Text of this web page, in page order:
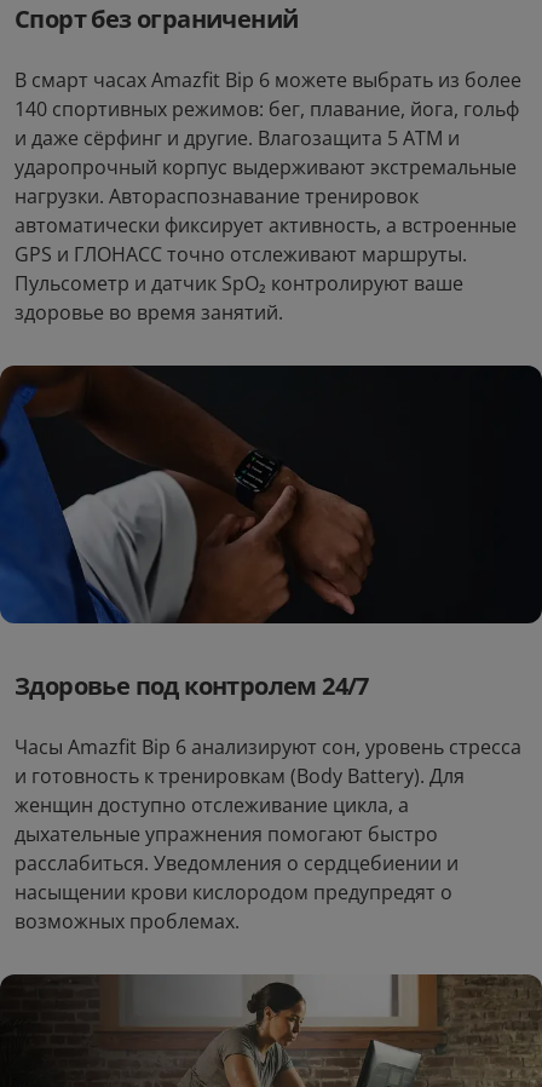
Закрыть
Спорт без ограничений
В смарт часах Amazfit Bip 6 можете выбрать из более
140 спортивных режимов: бег, плавание, йога, гольф
и даже сёрфинг и другие. Влагозащита 5 ATM и
ударопрочный корпус выдерживают экстремальные
нагрузки. Автораспознавание тренировок
автоматически фиксирует активность, а встроенные
GPS и ГЛОНАСС точно отслеживают маршруты.
Пульсометр и датчик SpO₂ контролируют ваше
здоровье во время занятий.
Здоровье под контролем 24/7
Часы Amazfit Bip 6 анализируют сон, уровень стресса
и готовность к тренировкам (Body Battery). Для
женщин доступно отслеживание цикла, а
дыхательные упражнения помогают быстро
расслабиться. Уведомления о сердцебиении и
насыщении крови кислородом предупредят о
возможных проблемах.
Умные часы Amazfit Bip 6